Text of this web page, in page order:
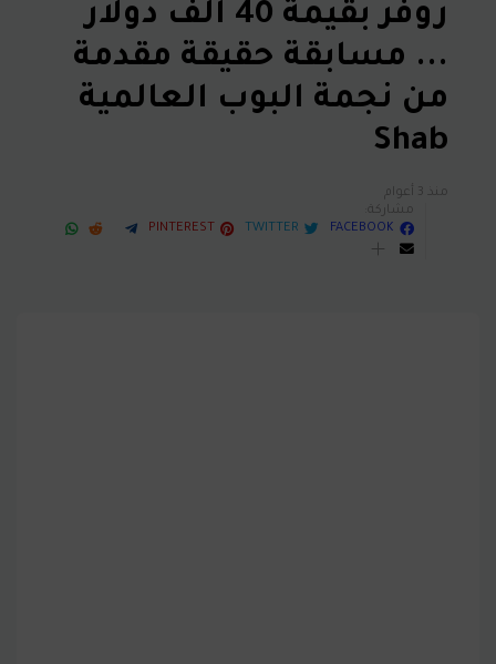
روفر بقيمة 40 ألف دولار
... مسابقة حقيقة مقدمة
من نجمة البوب العالمية
Shab
منذ 3 أعوام
مشاركة:
FACEBOOK
TWITTER
PINTEREST